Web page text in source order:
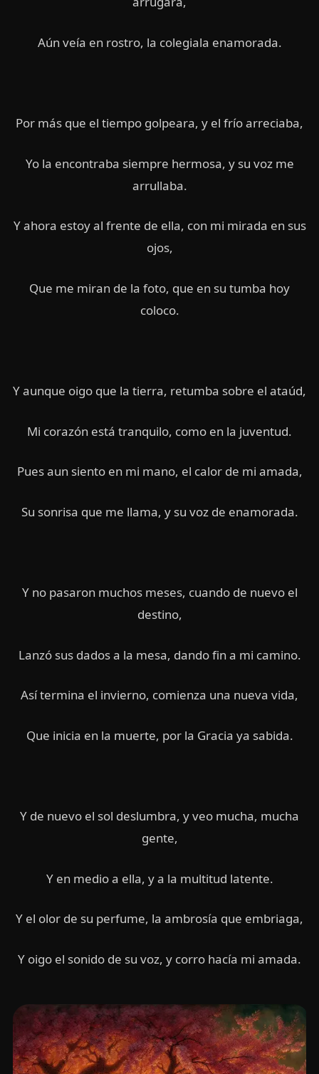
Aún veía en rostro, la colegiala enamorada.
Por más que el tiempo golpeara, y el frío arreciaba,
Yo la encontraba siempre hermosa, y su voz me
arrullaba.
Y ahora estoy al frente de ella, con mi mirada en sus
ojos,
Que me miran de la foto, que en su tumba hoy
coloco.
Y aunque oigo que la tierra, retumba sobre el ataúd,
Mi corazón está tranquilo, como en la juventud.
Pues aun siento en mi mano, el calor de mi amada,
Su sonrisa que me llama, y su voz de enamorada.
Y no pasaron muchos meses, cuando de nuevo el
destino,
Lanzó sus dados a la mesa, dando fin a mi camino.
Así termina el invierno, comienza una nueva vida,
Que inicia en la muerte, por la Gracia ya sabida.
Y de nuevo el sol deslumbra, y veo mucha, mucha
gente,
Y en medio a ella, y a la multitud latente.
Y el olor de su perfume, la ambrosía que embriaga,
Y oigo el sonido de su voz, y corro hacía mi amada.